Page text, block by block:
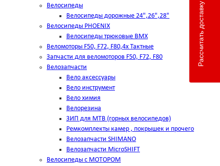
Велосипеды
Велосипеды дорожные 24",26",28"
Велосипеды PHOENIX
Велосипеды трюковые BMX
Веломоторы F50, F72, F80,4х Тактные
Запчасти для веломоторов F50, F72, F80
Велозапчасти
Вело аксессуары
Вело инструмент
Вело химия
Велорезина
ЗИП для MTB (горных велосипедов)
Ремкомплекты камер , покрышек и прочего
Велозапчасти SHIMANO
Велозапчасти MicroSHIFT
Велосипеды с МОТОРОМ
Рассчитать доставку